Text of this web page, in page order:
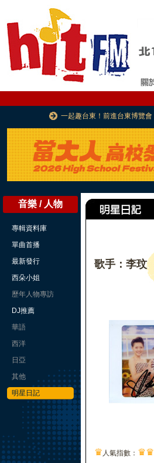
一起趣台東！前進台東博覽會
音樂 / 人物
專輯資料庫
單曲首播
最新發行
西朵小姐
歷年人物專訪
DJ推薦
華語
西洋
日亞
其他
明星日記
歌手：李玟
♛ 人氣指數： ♛♛